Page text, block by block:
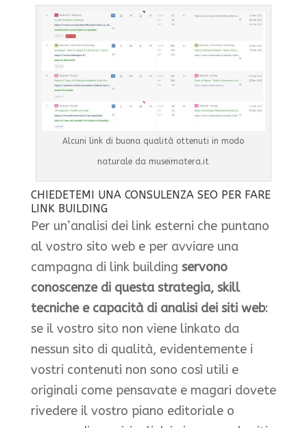
Alcuni link di buona qualità ottenuti in modo
naturale da museimatera.it
CHIEDETEMI UNA CONSULENZA SEO PER FARE
LINK BUILDING
Per un’analisi dei link esterni che puntano
al vostro sito web e per avviare una
campagna di link building servono
conoscenze di questa strategia, skill
tecniche e capacità di analisi dei siti web:
se il vostro sito non viene linkato da
nessun sito di qualità, evidentemente i
vostri contenuti non sono così utili e
originali come pensavate e magari dovete
rivedere il vostro piano editoriale o